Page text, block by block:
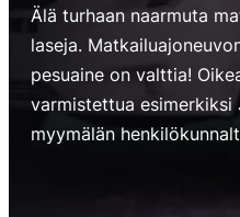
Älä turhaan naarmuta
laseja.
pesuaine on valttia!
varmistettua esimerkiksi
myymälän